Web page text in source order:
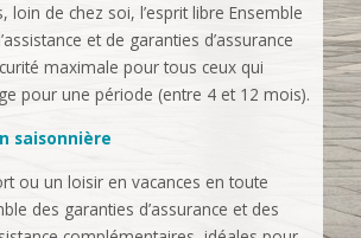
loin de chez soi, l’esprit libre Ensemble
et de garanties d’assurance
maximale pour tous ceux qui
pour une période (entre 4 et 12 mois).
saisonnière
ou un loisir en vacances en toute
des garanties d’assurance et des